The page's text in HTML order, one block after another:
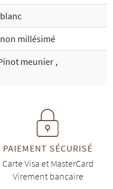
millésimé
meunier,
PAIEMENT SÉCURISÉ
Carte Visa et MasterCard
Virement bancaire